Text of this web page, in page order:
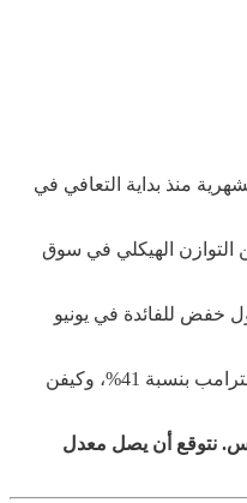
عند 70,000 وظيفة. ويُعد هذا من أضعف القراءات الشهرية منذ بداية التعافي في
متفوقًا على التوقعات عند 4.5%. ويعكس هذا التباين حالة من التوازن الهيكلي في سوق
تغيير في اجتماع 27-28 يناير، حيث ارتفعت احتمالية ذلك إلى 97%. ويتوقع السوق أول خفض للفائدة في يونيو
يترقب المستثمرون أيضًا إعلان ترامب عن اختياره لرئيس الفيدرالي القادم خلفًا لجيروم باول. وتشير أسواق المراهنات إلى تنافس بين كيفن هاسيت، المستشار الاقتصادي الحالي لترامب بنسبة 41%، وكيفن
من اجتماع مارس. نتوقع أن يصل معدل